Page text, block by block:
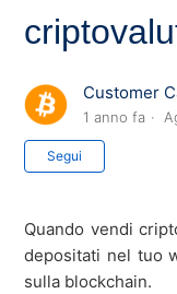
Customer
1 anno fa
Segui
Quando vendi
depositati nel tuo
sulla blockchain.